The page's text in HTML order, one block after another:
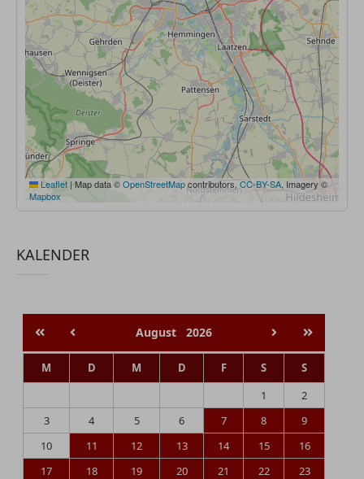
Leaflet | Map data ©OpenStreetMapcontributors, CC-BY-SA , Imagery ©
Mapbox
KALENDER
August 2026
M D M D F S
S
1
2
3
4 5 6 7 8
9
10
11 12 13 14 15
16
17
18 19 20 21 22
23